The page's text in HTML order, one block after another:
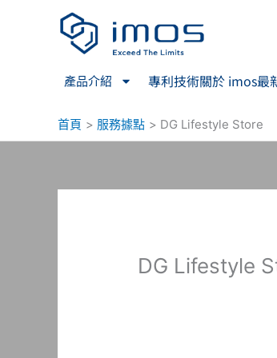
產品介紹 專利技術關於 imos最
首頁 服務據點 DG Lifestyle Store
DG Lifestyle